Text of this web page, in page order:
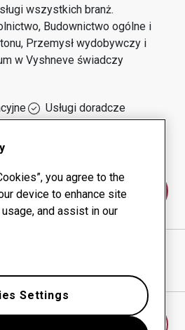
wszystkich branż.
Budownictwo ogólne i
Przemysł wydobywczy i
w Vyshneve świadczy
Usługi doradcze
się z nami
LLC
you agree to the
device to enhance site
and assist in our
Settings